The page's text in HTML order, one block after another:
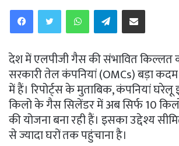
WhatsAppTelegramShare via Email
देश में एलपीजी गैस की संभावित
सरकारी तेल कंपनियां (OMCs) बड़ा कदम
में हैं। रिपोर्ट्स के मुताबिक, कंपनियां घरेलू
किलो के गैस सिलेंडर में अब सिर्फ 10
की योजना बना रही हैं। इसका उद्देश्य
से ज्यादा घरों तक पहुंचाना है।